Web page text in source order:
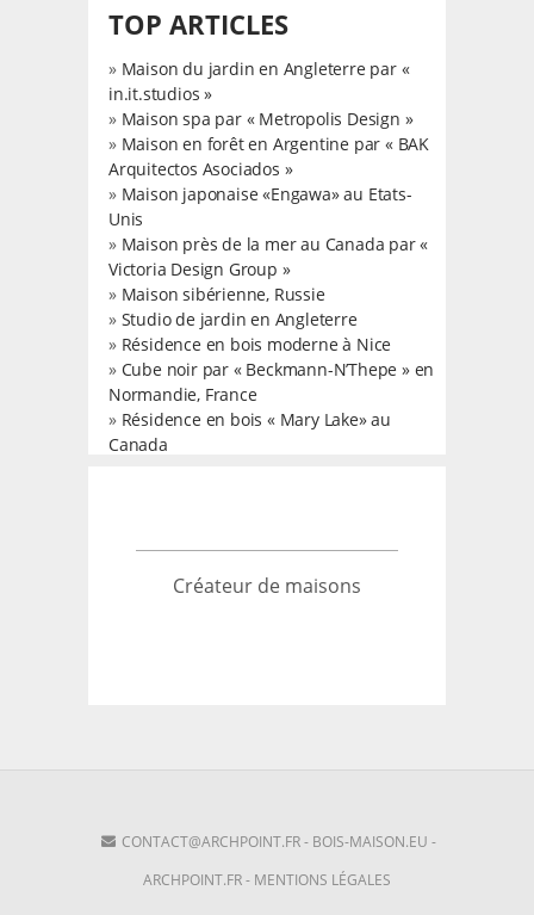
TOP ARTICLES
» Maison du jardin en Angleterre par «
in.it.studios »
» Maison spa par « Metropolis Design »
» Maison en forêt en Argentine par « BAK
Arquitectos Asociados »
» Maison japonaise «Engawa» au Etats-
Unis
» Maison près de la mer au Canada par «
Victoria Design Group »
» Maison sibérienne, Russie
» Studio de jardin en Angleterre
» Résidence en bois moderne à Nice
» Cube noir par « Beckmann-N’Thepe » en
Normandie, France
» Résidence en bois « Mary Lake» au
Canada
Créateur de maisons
CONTACT@ARCHPOINT.FR- BOIS-MAISON.EU -
ARCHPOINT.FR- MENTIONS LÉGALES